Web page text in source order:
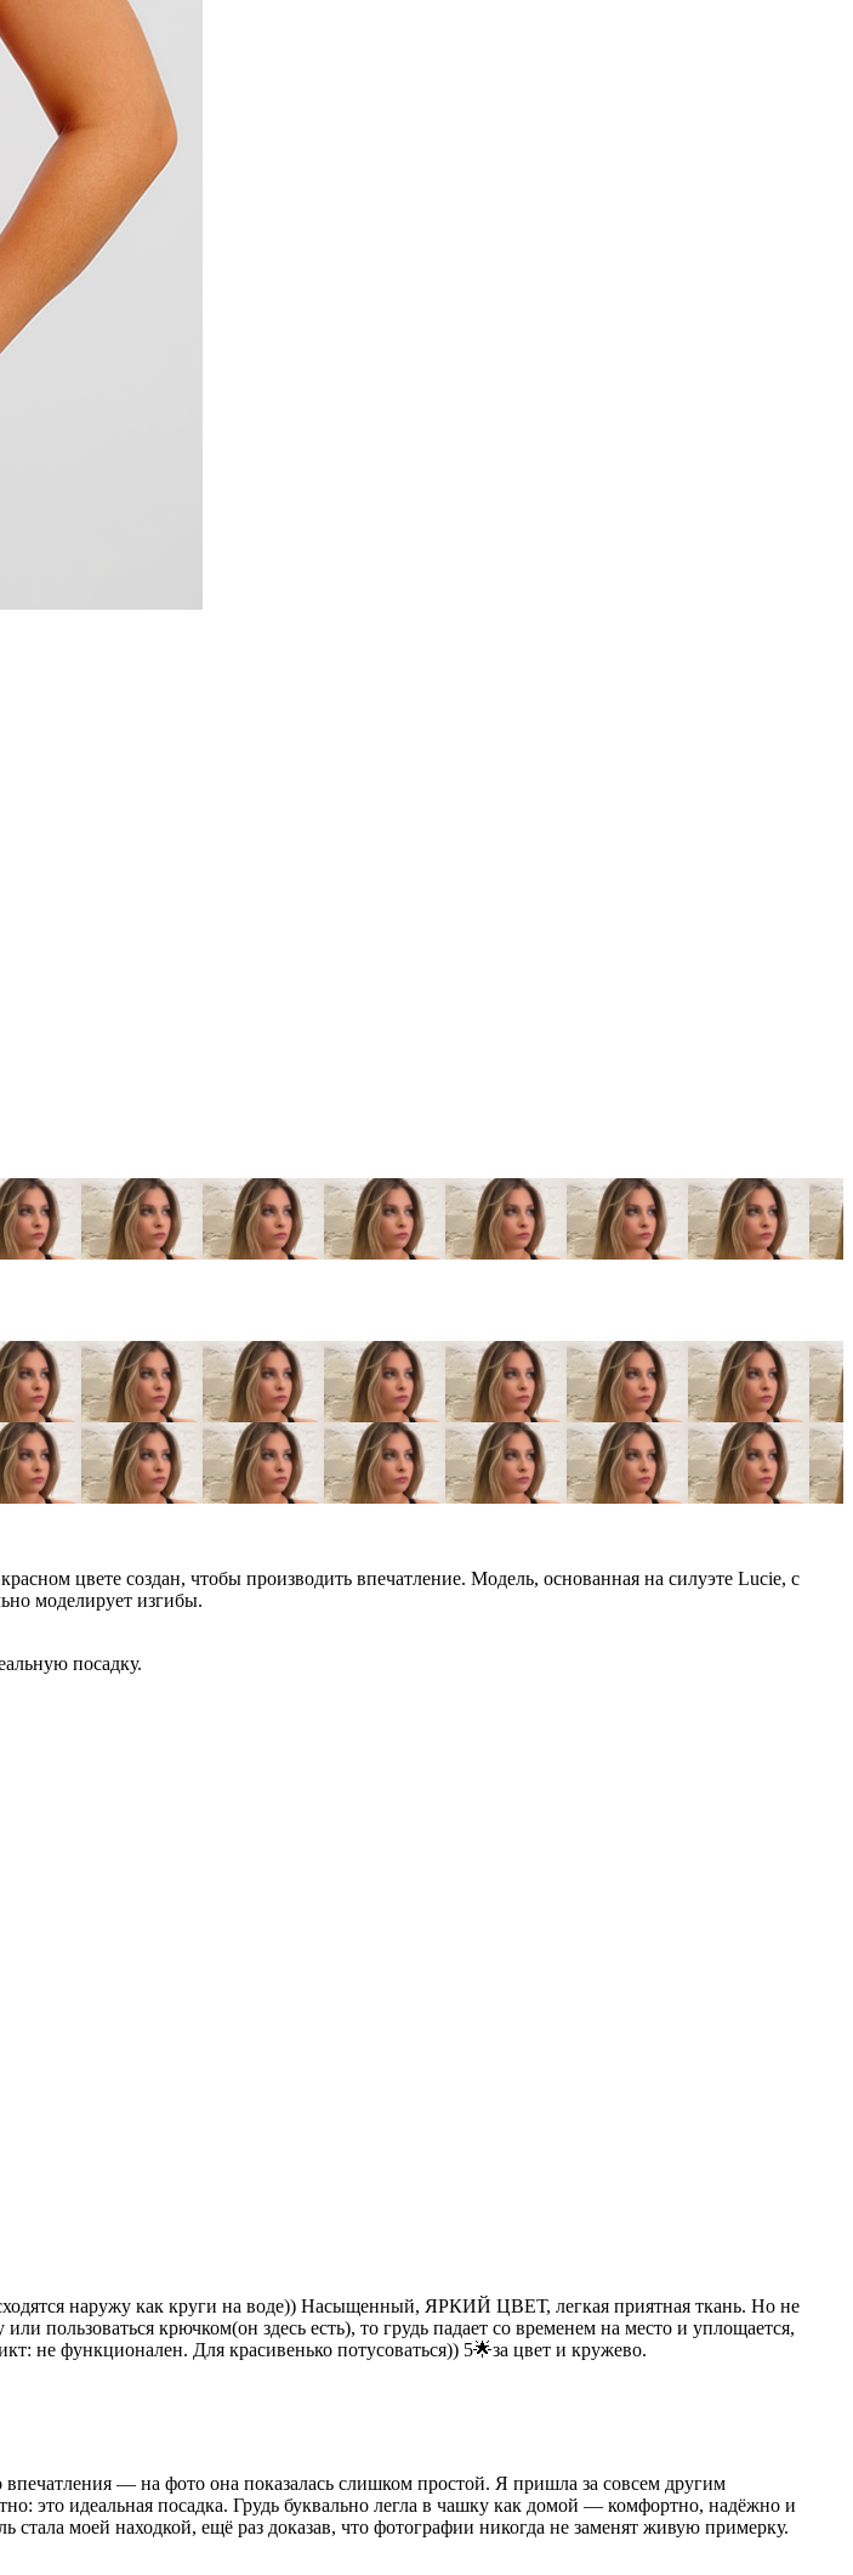
цвете создан, чтобы производить впечатление. Модель, основанная на силуэте Lucie, с
моделирует изгибы.
посадку.
наружу как круги на воде)) Насыщенный, ЯРКИЙ ЦВЕТ, легкая приятная ткань. Но не
пользоваться крючком(он здесь есть), то грудь падает со временем на место и уплощается,
не функционален. Для красивенько потусоваться)) 5🌟за цвет и кружево.
— на фото она показалась слишком простой. Я пришла за совсем другим
это идеальная посадка. Грудь буквально легла в чашку как домой — комфортно, надёжно и
моей находкой, ещё раз доказав, что фотографии никогда не заменят живую примерку.